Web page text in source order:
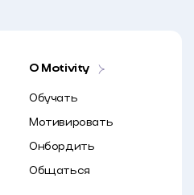
O Motivity
Обучать
Мотивировать
Онбордить
Общаться